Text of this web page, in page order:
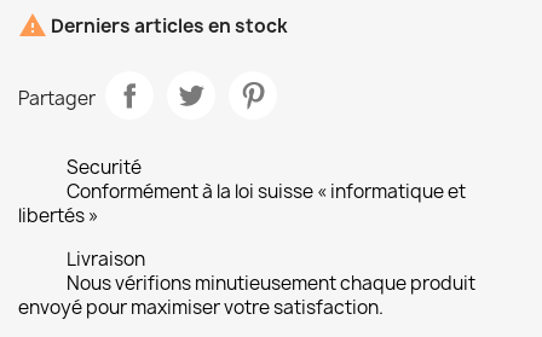
 Derniers articles en stock
Partager
Securité
Conformément à la loi suisse « informatique et
libertés »
Livraison
Nous vérifions minutieusement chaque produit
envoyé pour maximiser votre satisfaction.